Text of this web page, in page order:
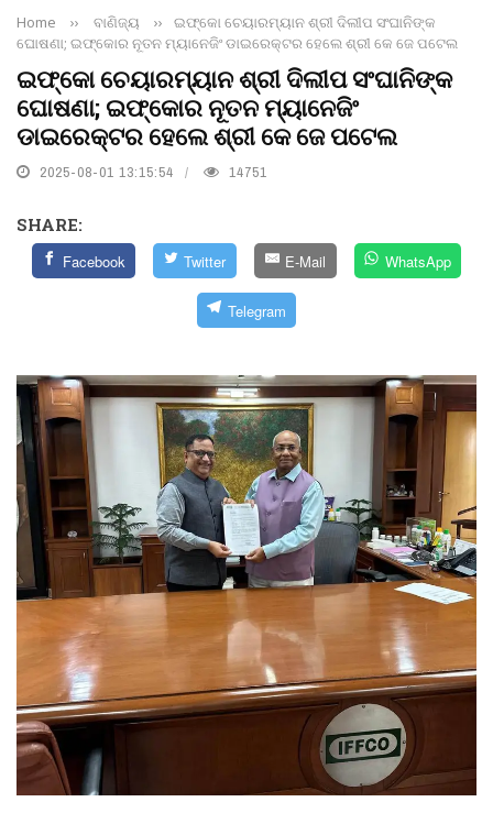
Home ›› ବାଣିଜ୍ୟ ››
ଇଫ୍‌କୋ ଚେୟାରମ୍ୟାନ ଶ୍ରୀ ଦିଲୀପ ସଂଘାନିଙ୍କ
ଘୋଷଣା; ଇଫ୍‌କୋର ନୂତନ ମ୍ୟାନେଜିଂ ଡାଇରେକ୍ଟର ହେଲେ ଶ୍ରୀ କେ ଜେ ପଟେଲ
ଇଫ୍‌କୋ ଚେୟାରମ୍ୟାନ ଶ୍ରୀ ଦିଲୀପ ସଂଘାନିଙ୍କ
ଘୋଷଣା; ଇଫ୍‌କୋର ନୂତନ ମ୍ୟାନେଜିଂ
ଡାଇରେକ୍ଟର ହେଲେ ଶ୍ରୀ କେ ଜେ ପଟେଲ
2025-08-01 13:15:54 14751
SHARE:
Facebook Twitter E-Mail WhatsApp
Telegram